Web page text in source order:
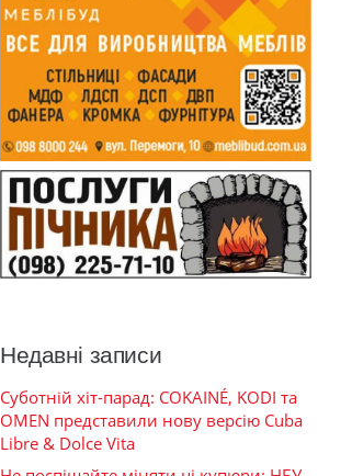
Недавні записи
Суботній хіт-парад: COKAINÉ, KODI та
OMEN представили нову версію Cuba
Libre & Dolce Vita